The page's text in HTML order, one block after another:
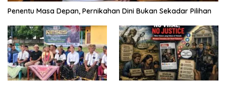
Penentu Masa Depan, Pernikahan Dini Bukan Sekadar Pilihan